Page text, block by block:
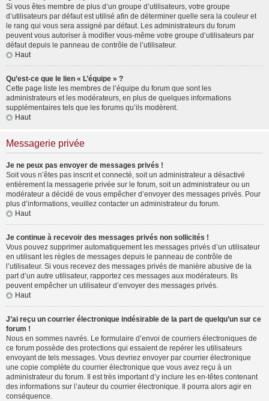
Si vous êtes membre de plus d’un groupe d’utilisateurs, votre groupe
d’utilisateurs par défaut est utilisé afin de déterminer quelle sera la couleur et
le rang qui vous sera assigné par défaut. Les administrateurs du forum
peuvent vous autoriser à modifier vous-même votre groupe d’utilisateurs par
défaut depuis le panneau de contrôle de l’utilisateur.
Haut
Qu’est-ce que le lien « L’équipe » ?
Cette page liste les membres de l’équipe du forum que sont les
administrateurs et les modérateurs, en plus de quelques informations
supplémentaires tels que les forums qu’ils modèrent.
Haut
Messagerie privée
Je ne peux pas envoyer de messages privés !
Soit vous n’êtes pas inscrit et connecté, soit un administrateur a désactivé
entièrement la messagerie privée sur le forum, soit un administrateur ou un
modérateur a décidé de vous empêcher d’envoyer des messages privés. Pour
plus d’informations, veuillez contacter un administrateur du forum.
Haut
Je continue à recevoir des messages privés non sollicités !
Vous pouvez supprimer automatiquement les messages privés d’un utilisateur
en utilisant les règles de messages depuis le panneau de contrôle de
l’utilisateur. Si vous recevez des messages privés de manière abusive de la
part d’un autre utilisateur, rapportez ces messages aux modérateurs. Ils
peuvent empêcher un utilisateur d’envoyer des messages privés.
Haut
J’ai reçu un courrier électronique indésirable de la part de quelqu’un sur ce
forum !
Nous en sommes navrés. Le formulaire d’envoi de courriers électroniques de
ce forum possède des protections qui essaient de repérer les utilisateurs
envoyant de tels messages. Vous devriez envoyer par courrier électronique
une copie complète du courrier électronique que vous avez reçu à un
administrateur du forum. Il est très important d’y inclure les en-têtes contenant
des informations sur l’auteur du courrier électronique. Il pourra alors agir en
conséquence.